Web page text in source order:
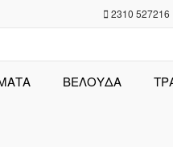
2310
ΒΕΛΟΥΔΑ